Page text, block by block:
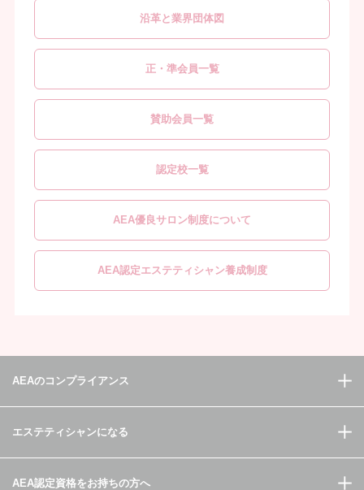
沿革と業界団体図
正・準会員一覧
賛助会員一覧
認定校一覧
AEA優良サロン制度について
AEA認定エステティシャン養成制度
AEAのコンプライアンス
エステティシャンになる
AEA認定資格をお持ちの方へ